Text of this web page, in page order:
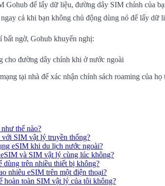
Gohub để lấy dữ liệu, đường dây SIM chính của
cả khi bạn không chủ động dùng nó để lấy dữ
bất ngờ, Gohub khuyến nghị:
cho đường dây chính khi ở nước ngoài
tại nhà để xác nhận chính sách roaming của
thế nào?
với SIM vật lý truyền thống?
eSIM khi du lịch nước ngoài?
và SIM vật lý cùng lúc không?
dùng trên nhiều thiết bị không?
nhiêu eSIM trên một điện thoại?
hoàn toàn SIM vật lý của tôi không?